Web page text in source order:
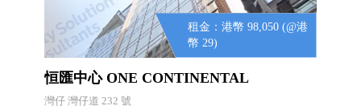
租金：港幣 98,050 (@港
幣 29)
恒匯中心 ONE CONTINENTAL
灣仔 灣仔道 232 號